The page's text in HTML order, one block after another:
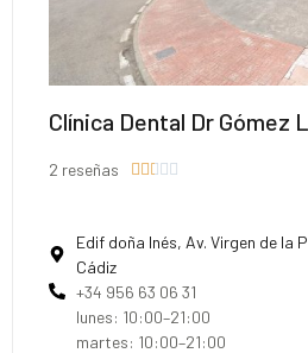
Clínica Dental Dr Gómez
2 reseñas 
Edif doña Inés, Av. Virgen de la
Cádiz
+34 956 63 06 31
lunes: 10:00–21:00
martes: 10:00–21:00